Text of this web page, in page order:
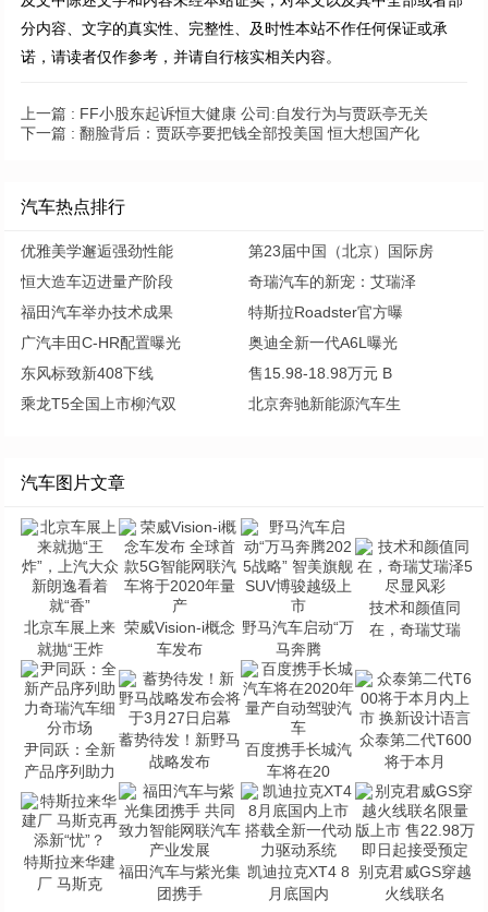
分内容、文字的真实性、完整性、及时性本站不作任何保证或承
诺，请读者仅作参考，并请自行核实相关内容。
上一篇 : FF小股东起诉恒大健康 公司:自发行为与贾跃亭无关
下一篇 : 翻脸背后：贾跃亭要把钱全部投美国 恒大想国产化
汽车热点排行
优雅美学邂逅强劲性能
第23届中国（北京）国际房
恒大造车迈进量产阶段
奇瑞汽车的新宠：艾瑞泽
福田汽车举办技术成果
特斯拉Roadster官方曝
广汽丰田C-HR配置曝光
奥迪全新一代A6L曝光
东风标致新408下线
售15.98-18.98万元 B
乘龙T5全国上市柳汽双
北京奔驰新能源汽车生
汽车图片文章
北京车展上来
就抛“王炸
荣威Vision-i概念
车发布
野马汽车启动“万
马奔腾
技术和颜值同
在，奇瑞艾瑞
尹同跃：全新
产品序列助力
蓄势待发！新野马
战略发布
百度携手长城汽
车将在20
众泰第二代T600
将于本月
特斯拉来华建
厂 马斯克
福田汽车与紫光集
团携手
凯迪拉克XT4 8
月底国内
别克君威GS穿越
火线联名